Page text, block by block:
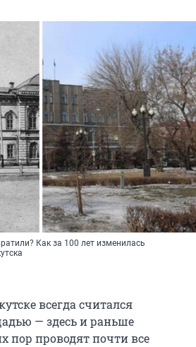
Как за 100 лет изменилась
всегда считался
— здесь и раньше
пор проводят почти все